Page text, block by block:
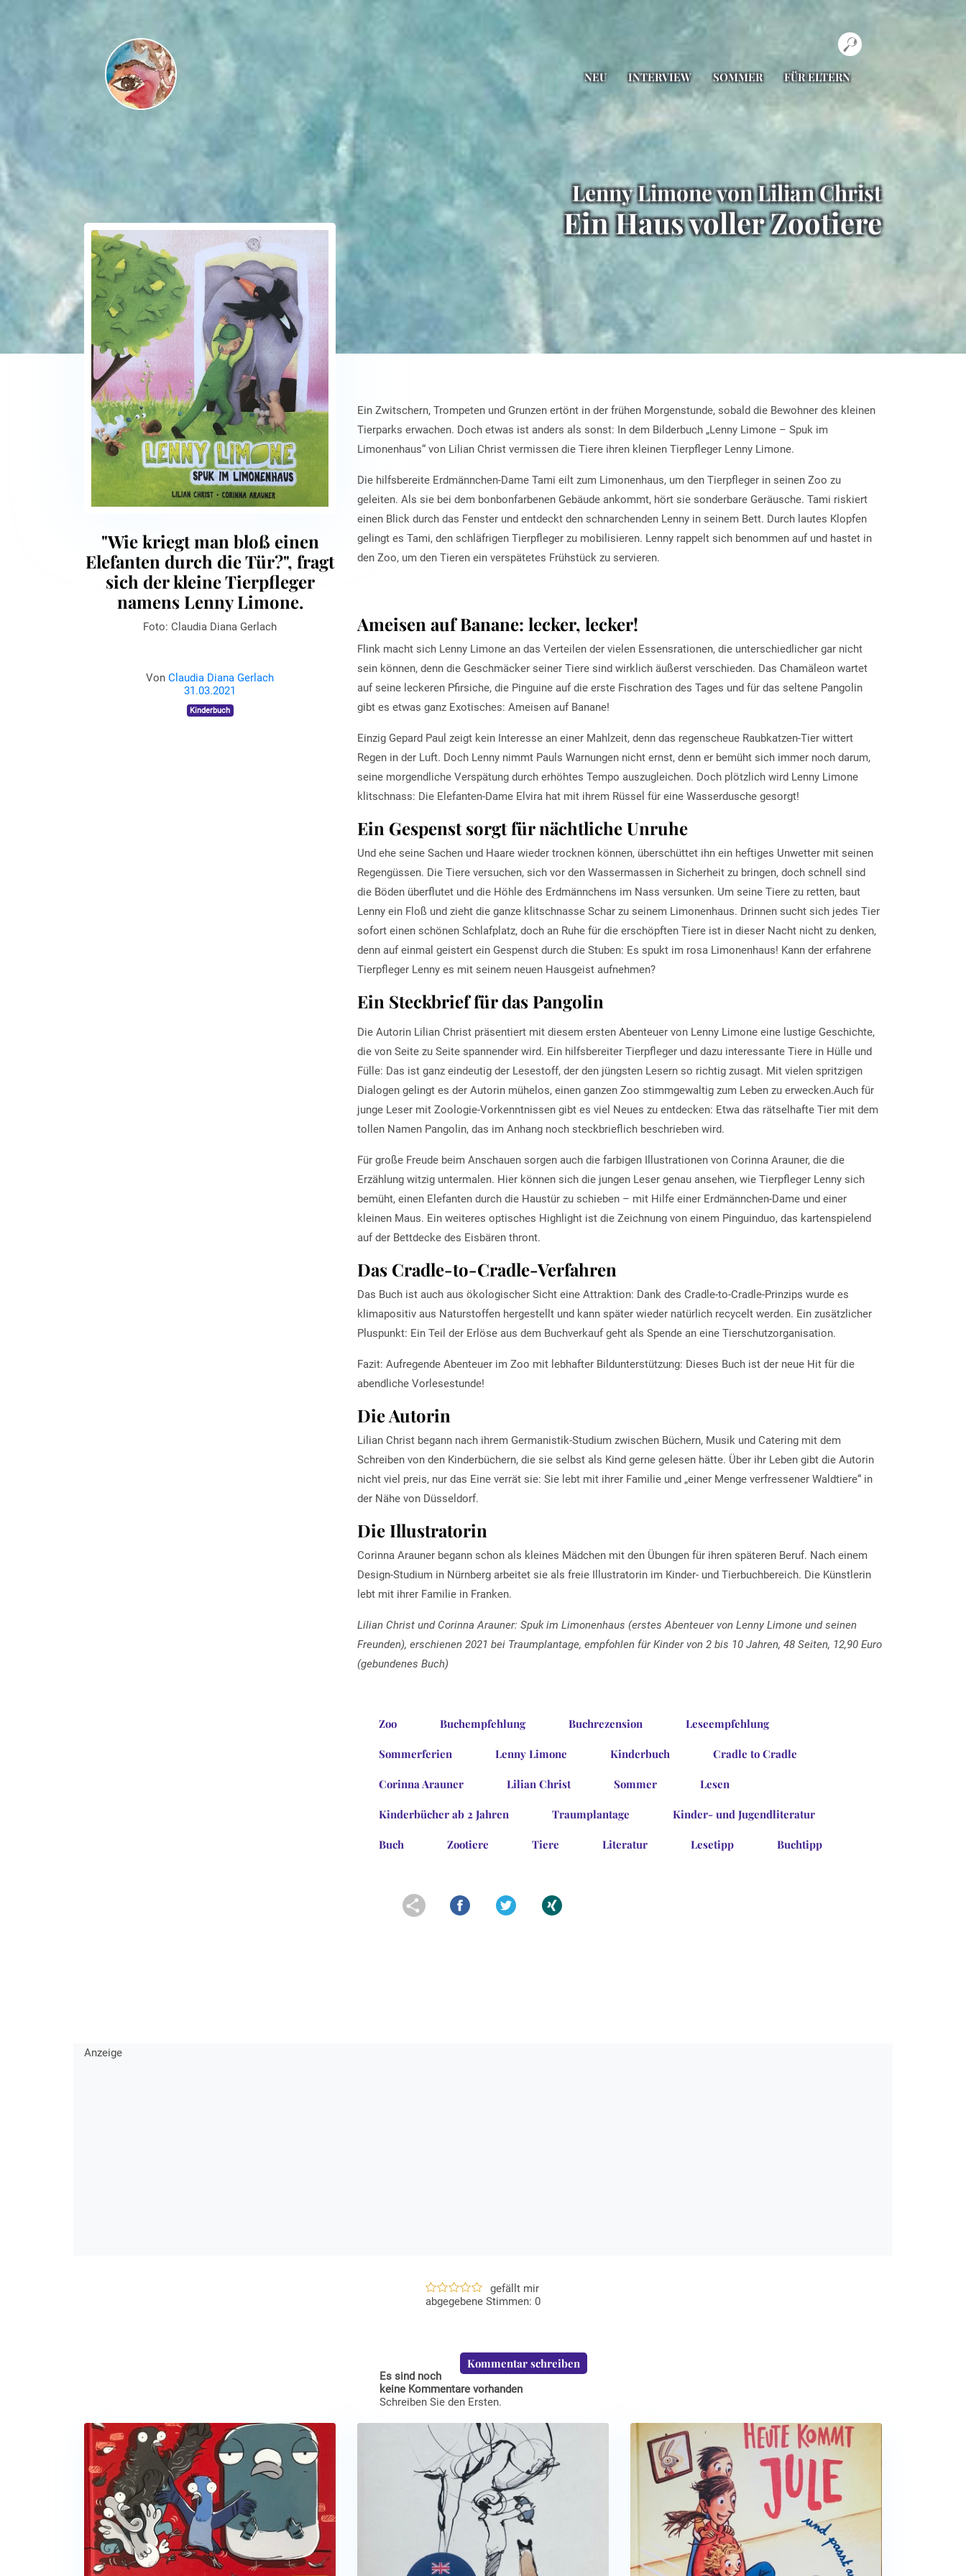
NEU INTERVIEW SOMMER FÜR ELTERN
Lenny Limone von Lilian Christ
Ein Haus voller Zootiere
"Wie kriegt man bloß einen
Elefanten durch die Tür?", fragt
sich der kleine Tierpfleger
namens Lenny Limone.
Foto: Claudia Diana Gerlach
Von Claudia Diana Gerlach
31.03.2021
Kinderbuch
Ein Zwitschern, Trompeten und Grunzen ertönt in der frühen Morgenstunde, sobald die Bewohner des kleinen
Tierparks erwachen. Doch etwas ist anders als sonst: In dem Bilderbuch „Lenny Limone – Spuk im
Limonenhaus“ von Lilian Christ vermissen die Tiere ihren kleinen Tierpfleger Lenny Limone.
Die hilfsbereite Erdmännchen-Dame Tami eilt zum Limonenhaus, um den Tierpfleger in seinen Zoo zu
geleiten. Als sie bei dem bonbonfarbenen Gebäude ankommt, hört sie sonderbare Geräusche. Tami riskiert
einen Blick durch das Fenster und entdeckt den schnarchenden Lenny in seinem Bett. Durch lautes Klopfen
gelingt es Tami, den schläfrigen Tierpfleger zu mobilisieren. Lenny rappelt sich benommen auf und hastet in
den Zoo, um den Tieren ein verspätetes Frühstück zu servieren.
Ameisen auf Banane: lecker, lecker!
Flink macht sich Lenny Limone an das Verteilen der vielen Essensrationen, die unterschiedlicher gar nicht
sein können, denn die Geschmäcker seiner Tiere sind wirklich äußerst verschieden. Das Chamäleon wartet
auf seine leckeren Pfirsiche, die Pinguine auf die erste Fischration des Tages und für das seltene Pangolin
gibt es etwas ganz Exotisches: Ameisen auf Banane!
Einzig Gepard Paul zeigt kein Interesse an einer Mahlzeit, denn das regenscheue Raubkatzen-Tier wittert
Regen in der Luft. Doch Lenny nimmt Pauls Warnungen nicht ernst, denn er bemüht sich immer noch darum,
seine morgendliche Verspätung durch erhöhtes Tempo auszugleichen. Doch plötzlich wird Lenny Limone
klitschnass: Die Elefanten-Dame Elvira hat mit ihrem Rüssel für eine Wasserdusche gesorgt!
Ein Gespenst sorgt für nächtliche Unruhe
Und ehe seine Sachen und Haare wieder trocknen können, überschüttet ihn ein heftiges Unwetter mit seinen
Regengüssen. Die Tiere versuchen, sich vor den Wassermassen in Sicherheit zu bringen, doch schnell sind
die Böden überflutet und die Höhle des Erdmännchens im Nass versunken. Um seine Tiere zu retten, baut
Lenny ein Floß und zieht die ganze klitschnasse Schar zu seinem Limonenhaus. Drinnen sucht sich jedes Tier
sofort einen schönen Schlafplatz, doch an Ruhe für die erschöpften Tiere ist in dieser Nacht nicht zu denken,
denn auf einmal geistert ein Gespenst durch die Stuben: Es spukt im rosa Limonenhaus! Kann der erfahrene
Tierpfleger Lenny es mit seinem neuen Hausgeist aufnehmen?
Ein Steckbrief für das Pangolin
Die Autorin Lilian Christ präsentiert mit diesem ersten Abenteuer von Lenny Limone eine lustige Geschichte,
die von Seite zu Seite spannender wird. Ein hilfsbereiter Tierpfleger und dazu interessante Tiere in Hülle und
Fülle: Das ist ganz eindeutig der Lesestoff, der den jüngsten Lesern so richtig zusagt. Mit vielen spritzigen
Dialogen gelingt es der Autorin mühelos, einen ganzen Zoo stimmgewaltig zum Leben zu erwecken.Auch für
junge Leser mit Zoologie-Vorkenntnissen gibt es viel Neues zu entdecken: Etwa das rätselhafte Tier mit dem
tollen Namen Pangolin, das im Anhang noch steckbrieflich beschrieben wird.
Für große Freude beim Anschauen sorgen auch die farbigen Illustrationen von Corinna Arauner, die die
Erzählung witzig untermalen. Hier können sich die jungen Leser genau ansehen, wie Tierpfleger Lenny sich
bemüht, einen Elefanten durch die Haustür zu schieben – mit Hilfe einer Erdmännchen-Dame und einer
kleinen Maus. Ein weiteres optisches Highlight ist die Zeichnung von einem Pinguinduo, das kartenspielend
auf der Bettdecke des Eisbären thront.
Das Cradle-to-Cradle-Verfahren
Das Buch ist auch aus ökologischer Sicht eine Attraktion: Dank des Cradle-to-Cradle-Prinzips wurde es
klimapositiv aus Naturstoffen hergestellt und kann später wieder natürlich recycelt werden. Ein zusätzlicher
Pluspunkt: Ein Teil der Erlöse aus dem Buchverkauf geht als Spende an eine Tierschutzorganisation.
Fazit: Aufregende Abenteuer im Zoo mit lebhafter Bildunterstützung: Dieses Buch ist der neue Hit für die
abendliche Vorlesestunde!
Die Autorin
Lilian Christ begann nach ihrem Germanistik-Studium zwischen Büchern, Musik und Catering mit dem
Schreiben von den Kinderbüchern, die sie selbst als Kind gerne gelesen hätte. Über ihr Leben gibt die Autorin
nicht viel preis, nur das Eine verrät sie: Sie lebt mit ihrer Familie und „einer Menge verfressener Waldtiere“ in
der Nähe von Düsseldorf.
Die Illustratorin
Corinna Arauner begann schon als kleines Mädchen mit den Übungen für ihren späteren Beruf. Nach einem
Design-Studium in Nürnberg arbeitet sie als freie Illustratorin im Kinder- und Tierbuchbereich. Die Künstlerin
lebt mit ihrer Familie in Franken.
Lilian Christ und Corinna Arauner: Spuk im Limonenhaus (erstes Abenteuer von Lenny Limone und seinen
Freunden), erschienen 2021 bei Traumplantage, empfohlen für Kinder von 2 bis 10 Jahren, 48 Seiten, 12,90 Euro
(gebundenes Buch)
Zoo Buchempfehlung Buchrezension Leseempfehlung
Sommerferien Lenny Limone Kinderbuch Cradle to Cradle
Corinna Arauner Lilian Christ Sommer Lesen
Kinderbücher ab 2 Jahren Traumplantage Kinder- und Jugendliteratur
Buch Zootiere Tiere Literatur Lesetipp Buchtipp
Anzeige
gefällt mir
0